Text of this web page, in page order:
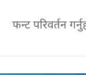
फन्ट परिवर्तन